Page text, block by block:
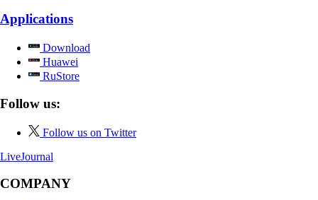
Applications
Download
Huawei
RuStore
Follow us:
Follow us on Twitter
LiveJournal
COMPANY